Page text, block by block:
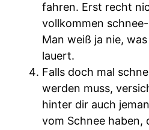
fahren. Erst recht
vollkommen
Man weiß ja nie,
lauert.
Falls doch mal
werden muss,
hinter dir auch
vom Schnee haben,